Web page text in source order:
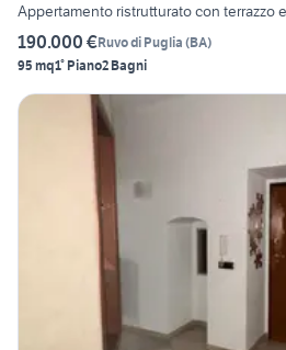
Appertamento ristrutturato con terrazzo
190.000 €Ruvo di Puglia (BA)
95 mq1° Piano2 Bagni